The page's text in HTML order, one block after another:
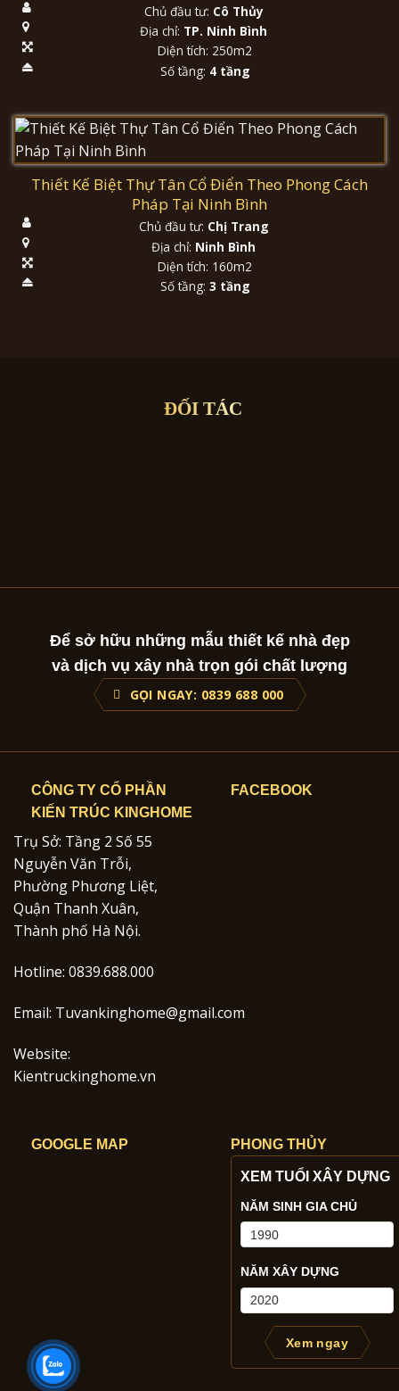
Chủ đầu tư: Cô Thủy
Địa chỉ: TP. Ninh Bình
Diện tích: 250m2
Số tầng: 4 tầng
Thiết Kế Biệt Thự Tân Cổ Điển Theo Phong Cách
Pháp Tại Ninh Bình
Chủ đầu tư: Chị Trang
Địa chỉ: Ninh Bình
Diện tích: 160m2
Số tầng: 3 tầng
ĐỐI TÁC
Để sở hữu những mẫu thiết kế nhà đẹp
và dịch vụ xây nhà trọn gói chất lượng
GỌI NGAY: 0839 688 000
CÔNG TY CỔ PHẦN
KIẾN TRÚC KINGHOME
Trụ Sở: Tầng 2 Số 55
Nguyễn Văn Trỗi,
Phường Phương Liệt,
Quận Thanh Xuân,
Thành phố Hà Nội.
Hotline: 0839.688.000
Email: Tuvankinghome@gmail.com
Website:
Kientruckinghome.vn
FACEBOOK
GOOGLE MAP PHONG THỦY
XEM TUỔI XÂY DỰNG
NĂM SINH GIA CHỦ
NĂM XÂY DỰNG
Xem ngay